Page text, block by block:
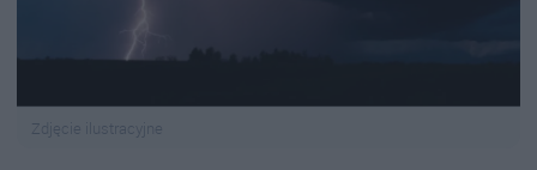
Zdjęcie ilustracyjne